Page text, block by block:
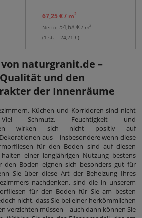
67,25 €/ m2
Netto: 54,68 € / m2
(1 st. = 24,21 €)
naturgranit.de –
und den
der Innenräume
Küchen und Korridoren sind nicht
Schmutz, Feuchtigkeit und
wirken sich nicht positiv auf
aus – insbesondere wenn diese
für den Boden sind auf diesen
einer langjährigen Nutzung bestens
den Boden eignen sich besonders gut für
Sie über diese Art der Beheizung Ihres
nachdenken, sind die in unserem
für den Boden für Sie am besten
nicht, dass Sie bei einer herkömmlichen
verzichten müssen – auch dann können Sie